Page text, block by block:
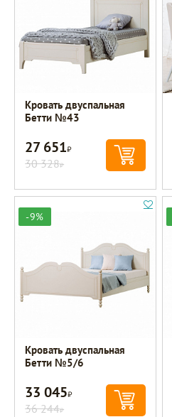
Кровать двуспальная
Бетти №43
27 651Р
30 328Р
-9%
Кровать двуспальная
Бетти №5/6
33 045Р
36 244Р